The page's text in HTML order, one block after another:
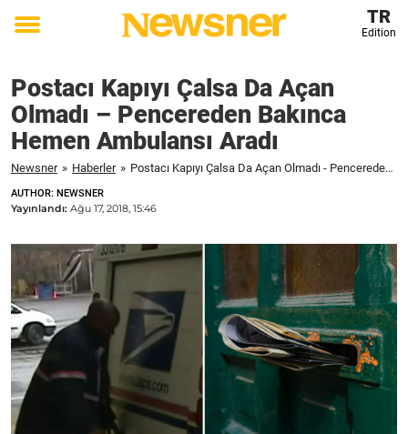
Toggle
TR
Edition
Postacı Kapıyı Çalsa Da Açan
Olmadı – Pencereden Bakınca
Hemen Ambulansı Aradı
Newsner » Haberler » Postacı Kapıyı Çalsa Da Açan Olmadı - Pencereden Bakınca Hemen Ambulansı Aradı
AUTHOR: NEWSNER
Yayınlandı: Ağu 17, 2018, 15:46